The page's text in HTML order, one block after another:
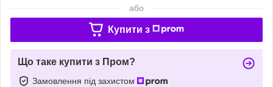
або
Купити з
Що таке купити з Пром?
Замовлення під захистом